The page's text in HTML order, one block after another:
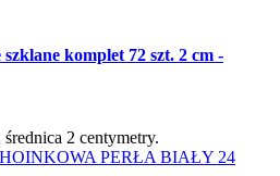
komplet 72 szt. 2 cm -
2 centymetry.